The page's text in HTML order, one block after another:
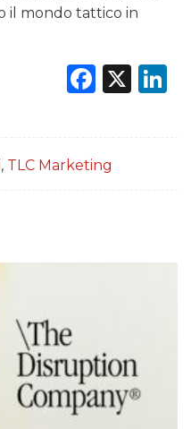
il mondo tattico in
X
, TLC Marketing